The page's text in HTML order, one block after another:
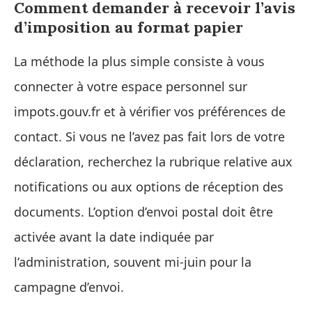
Comment demander à recevoir l’avis
d’imposition au format papier
La méthode la plus simple consiste à vous
connecter à votre espace personnel sur
impots.gouv.fr et à vérifier vos préférences de
contact. Si vous ne l’avez pas fait lors de votre
déclaration, recherchez la rubrique relative aux
notifications ou aux options de réception des
documents. L’option d’envoi postal doit être
activée avant la date indiquée par
l’administration, souvent mi-juin pour la
campagne d’envoi.